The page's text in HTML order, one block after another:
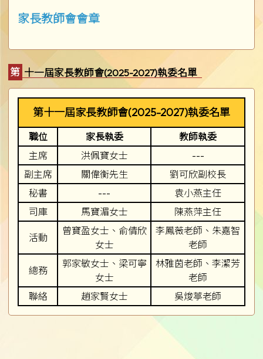
家長教師會會章
第十一屆家長教師會(2025-2027)執委名單
第十一屆家長教師會(2025-2027)執委名單
職位 家長執委
教師執委
主席
洪佩寶女士
---
副主席
關偉衡先生
劉可欣副校長
秘書
---
袁小燕主任
司庫
馬寶湄女士 陳燕萍主任
活動
曾寶盈女士、俞倩欣
女士
李鳳薇老師、朱嘉智
老師
總務
郭家敏女士、梁可寧
女士
林雅茵老師、李潔芳
老師
聯絡
趙家賢女士 吳焌葶老師